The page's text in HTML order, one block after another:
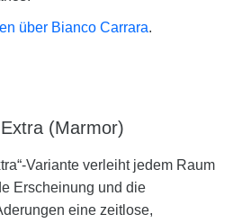
über Bianco Carrara.
(Marmor)
Variante verleiht jedem Raum
Erscheinung und die
eine zeitlose,